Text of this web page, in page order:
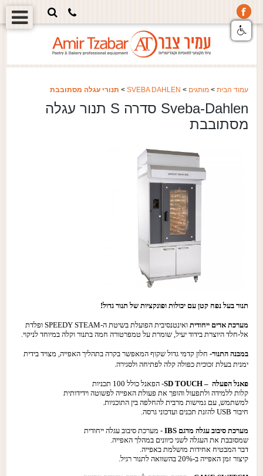
עמוד הבית> מותגים >
SVEBA DAHLEN
> תנורי עגלה מסתובבת
Sveba-Dahlen סדרה S תנור עגלה
מסתובבת
תנור בעל נפח קטן עם יכולות ופונקציות של תנור גדול!
מערכת אדים ייחודיתואינטנסיבית הפועלת בשיטת ה-SPEEDY STEAM
ופלדת
אל-חלד היוצרת בידוד יעיל, שומרת על טמפרטורה חמה בתנור וקלה במיוחד לניקוי.
במבנה התנור-חלון קדמי גדול שקוף המאפשר בקרה בתהליך האפייה, מצויד בידית
ימנית בעלת זכוכית כפולה קלה לפתיחה ולסגירה.
פאנל הפעלה – SD TOUCH
- הפאנל כולל 100 תכניות
קלות ללמידה ולתפעול והופך את פעולת האפייה לפשוטה וידידותית
למשתמש, עם גמישות מרבית להחלפה בין התוכניות.
חיבור USB להזנת תכנים ועדכוני גרסה.
מערכת סיבוב עגלה מדגם IBS
- מערכת סיבוב עגלה ייחודית
שמסובבת את העגלה לשני כיוונים במהלך האפייה.
דבר המבטיח אחידות מושלמת באפייה.
קיצור זמן האפייה ב-20% בהשוואה לתנור רגיל.